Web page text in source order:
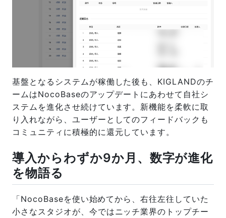
基盤となるシステムが稼働した後も、KIGLANDのチ
ームはNocoBaseのアップデートにあわせて自社シ
ステムを進化させ続けています。新機能を柔軟に取
り入れながら、ユーザーとしてのフィードバックも
コミュニティに積極的に還元しています。
導入からわずか9か月、数字が進化
を物語る
「NocoBaseを使い始めてから、右往左往していた
小さなスタジオが、今ではニッチ業界のトップチー